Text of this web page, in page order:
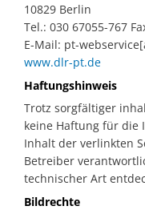
10829 Berlin
Tel.: 030 67055-767
E-Mail: pt-
www.dlr-pt.de
Haftungshinweis
Trotz sorgfältiger
keine Haftung für die
Inhalt der verlinkten
Betreiber
technischer Art
Bildrechte